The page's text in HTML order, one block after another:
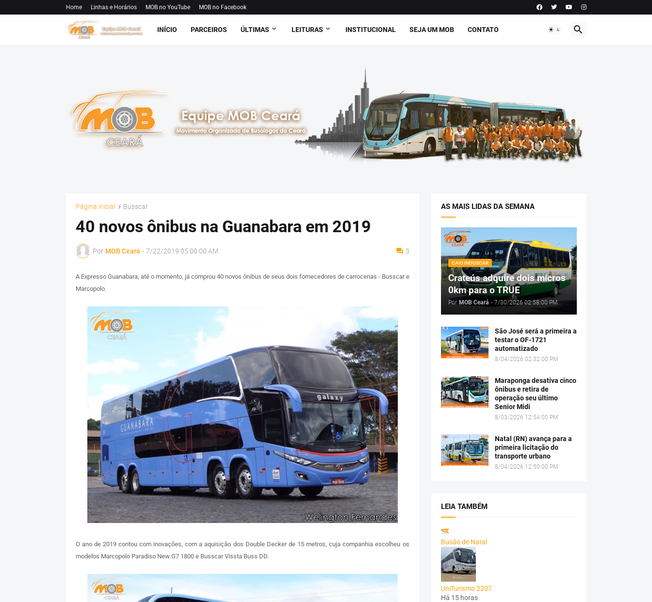
Home Linhas e Horários MOB no YouTube MOB no Facebook
INÍCIO PARCEIROS ÚLTIMAS LEITURAS INSTITUCIONAL SEJA UM MOB CONTATO
Página inicial Busscar
40 novos ônibus na Guanabara em 2019
Por MOB Ceará - 7/22/2019 05:00:00 AM 3
A Expresso Guanabara, até o momento, já comprou 40 novos ônibus de seus dois fornecedores de carrocerias - Busscar e
Marcopolo.
O ano de 2019 contou com inovações, com a aquisição dos Double Decker de 15 metros, cuja companhia escolheu os
modelos Marcopolo Paradiso New G7 1800 e Busscar Vissta Buss DD.
AS MAIS LIDAS DA SEMANA
CAIO INDUSCAR
Crateús adquire dois micros
0km para o TRUE
Por MOB Ceará - 7/30/2026 02:58:00 PM
São José será a primeira a
testar o OF-1721
automatizado
8/04/2026 02:32:00 PM
Maraponga desativa cinco
ônibus e retira de
operação seu último
Senior Midi
8/03/2026 12:54:00 PM
Natal (RN) avança para a
primeira licitação do
transporte urbano
8/04/2026 12:50:00 PM
LEIA TAMBÉM
Busão de Natal
UniTurismo 2207
Há 15 horas